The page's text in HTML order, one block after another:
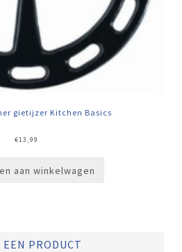
gietijzer Kitchen Basics
€13,99
aan winkelwagen
EEN PRODUCT